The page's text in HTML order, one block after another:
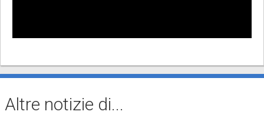
Altre notizie di...